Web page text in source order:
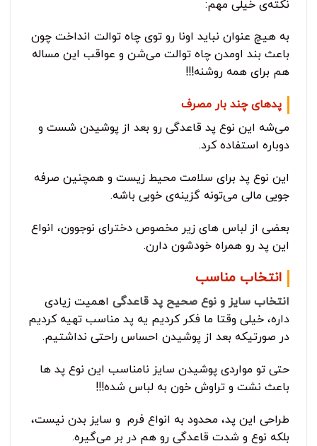
نکته‌ی خیلی مهم:
به هیچ عنوان نباید اونا رو توی چاه توالت انداخت چون
باعث بند اومدن چاه توالت می‌شن و عواقب این مساله
هم برای همه روشنه!!!
پدهای چند بار مصرف
می‌شه این نوع پد قاعدگی رو بعد از پوشیدن شست و
دوباره استفاده کرد.
این نوع پد برای سلامت محیط زیست و همچنین صرفه
جویی مالی می‌تونه گزینه‌ی خوبی باشه.
بعضی از لباس های زیر مخصوص دخترای نوجوون، انواع
این پد رو همراه خودشون دارن.
انتخاب مناسب
انتخاب سایز و نوع صحیح پد قاعدگی اهمیت زیادی
داره، خیلی وقتا ما فکر کردیم یه پد مناسب تهیه کردیم
در صورتیکه بعد از پوشیدن احساس راحتی نداشتیم.
حتی تو مواردی پوشیدن سایز نامناسب این نوع پد ها
باعث نشت و تراوش خون به لباس شده!!!
طراحی این پد، محدود به انواع فرم و سایز بدن نیست،
بلکه نوع و شدت قاعدگی رو هم در بر می‌گیره.